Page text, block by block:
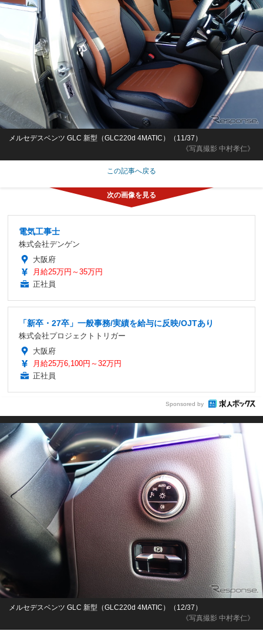
《写真撮影 中村孝仁》
メルセデスベンツ GLC 新型（GLC220d 4MATIC）（11/37）
この記事へ戻る
電気工事士
株式会社デンゲン
大阪府
月給25万円～35万円
正社員
「新卒・27卒」一般事務/実績を給与に反映/OJTあり
株式会社プロジェクトトリガー
大阪府
月給25万6,100円～32万円
正社員
Sponsored by
《写真撮影 中村孝仁》
メルセデスベンツ GLC 新型（GLC220d 4MATIC）（12/37）